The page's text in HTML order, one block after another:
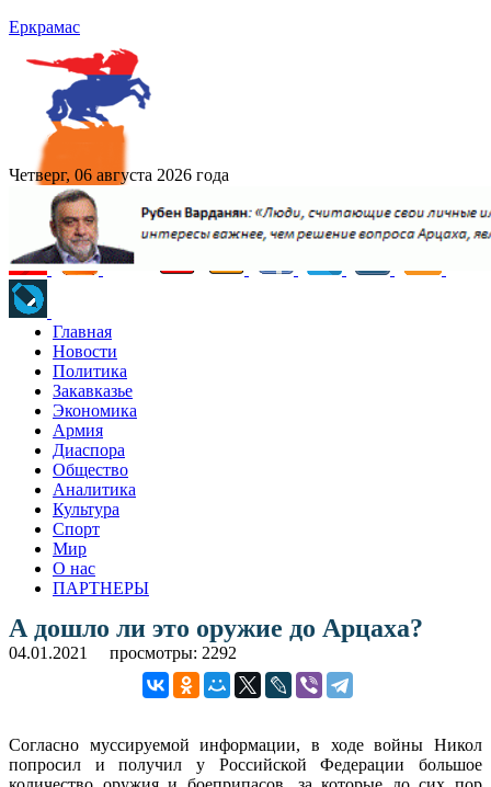
Еркрамас
Четверг, 06 августа 2026 года
Главная
Новости
Политика
Закавказье
Экономика
Армия
Диаспора
Общество
Аналитика
Культура
Спорт
Мир
О нас
ПАРТНЕРЫ
А дошло ли это оружие до Арцаха?
04.01.2021 просмотры: 2292
Согласно муссируемой информации, в ходе войны Никол
попросил и получил у Российской Федерации большое